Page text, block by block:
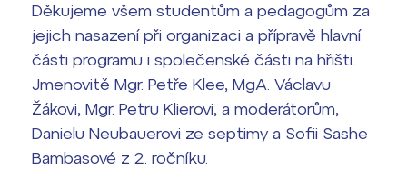
Děkujeme všem studentům a pedagogům za
jejich nasazení při organizaci a přípravě hlavní
části programu i společenské části na hřišti.
Jmenovitě Mgr. Petře Klee, MgA. Václavu
Žákovi, Mgr. Petru Klierovi, a moderátorům,
Danielu Neubauerovi ze septimy a Sofii Sashe
Bambasové z 2. ročníku.